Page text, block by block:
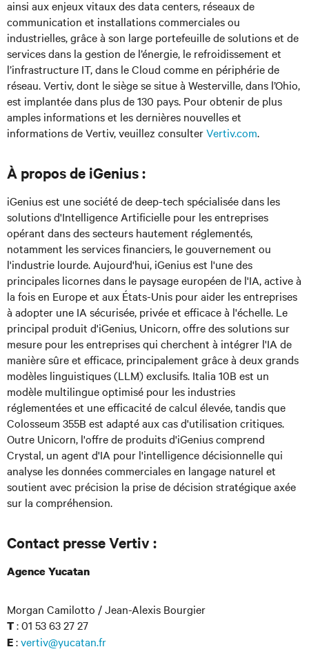
ainsi aux enjeux vitaux des data centers, réseaux de
communication et installations commerciales ou
industrielles, grâce à son large portefeuille de solutions et de
services dans la gestion de l’énergie, le refroidissement et
l’infrastructure IT, dans le Cloud comme en périphérie de
réseau. Vertiv, dont le siège se situe à Westerville, dans l’Ohio,
est implantée dans plus de 130 pays. Pour obtenir de plus
amples informations et les dernières nouvelles et
informations de Vertiv, veuillez consulterVertiv.com.
À propos de iGenius :
iGenius est une société de deep-tech spécialisée dans les
solutions d'Intelligence Artificielle pour les entreprises
opérant dans des secteurs hautement réglementés,
notamment les services financiers, le gouvernement ou
l'industrie lourde. Aujourd'hui, iGenius est l'une des
principales licornes dans le paysage européen de l'IA, active à
la fois en Europe et aux États-Unis pour aider les entreprises
à adopter une IA sécurisée, privée et efficace à l'échelle. Le
principal produit d'iGenius, Unicorn, offre des solutions sur
mesure pour les entreprises qui cherchent à intégrer l'IA de
manière sûre et efficace, principalement grâce à deux grands
modèles linguistiques (LLM) exclusifs. Italia 10B est un
modèle multilingue optimisé pour les industries
réglementées et une efficacité de calcul élevée, tandis que
Colosseum 355B est adapté aux cas d'utilisation critiques.
Outre Unicorn, l'offre de produits d'iGenius comprend
Crystal, un agent d'IA pour l'intelligence décisionnelle qui
analyse les données commerciales en langage naturel et
soutient avec précision la prise de décision stratégique axée
sur la compréhension.
Contact presse Vertiv :
Agence Yucatan
Morgan Camilotto / Jean-Alexis Bourgier
T: 01 53 63 27 27
E:vertiv@yucatan.fr